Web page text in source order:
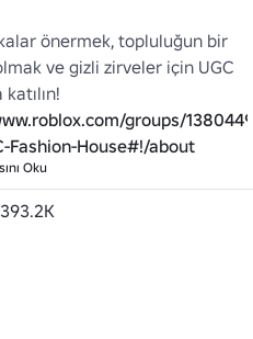
önermek, topluluğun bir
ve gizli zirveler için UGC
groups/
Fashion-House#!/about
Oku
393.2K